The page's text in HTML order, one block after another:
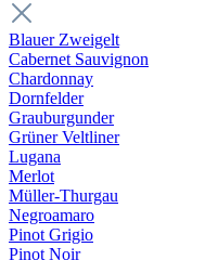
Blauer Zweigelt
Cabernet Sauvignon
Chardonnay
Dornfelder
Grauburgunder
Grüner Veltliner
Lugana
Merlot
Müller-Thurgau
Negroamaro
Pinot Grigio
Pinot Noir